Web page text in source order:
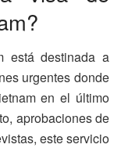
está destinada a
urgentes donde
en el último
aprobaciones de
este servicio